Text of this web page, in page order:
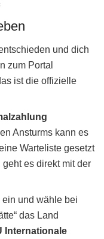
und dich
zum Portal
ist die offizielle
Ansturms kann es
Warteliste gesetzt
es direkt mit der
und wähle bei
das Land
Internationale